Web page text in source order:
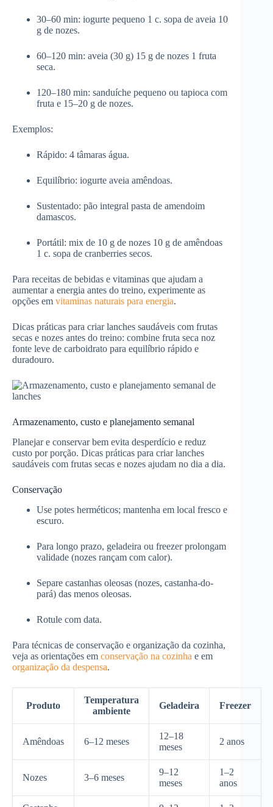
30–60 min: iogurte pequeno 1 c. sopa de aveia 10
g de nozes.
60–120 min: aveia (30 g) 15 g de nozes 1 fruta
seca.
120–180 min: sanduíche pequeno ou tapioca com
fruta e 15–20 g de nozes.
Exemplos:
Rápido: 4 tâmaras água.
Equilíbrio: iogurte aveia amêndoas.
Sustentado: pão integral pasta de amendoim
damascos.
Portátil: mix de 10 g de nozes 10 g de amêndoas
1 c. sopa de cranberries secos.
Para receitas de bebidas e vitaminas que ajudam a
aumentar a energia antes do treino, experimente as
opções em vitaminas naturais para energia.
Dicas práticas para criar lanches saudáveis com frutas
secas e nozes antes do treino: combine fruta seca noz
fonte leve de carboidrato para equilíbrio rápido e
duradouro.
Armazenamento, custo e planejamento semanal
Planejar e conservar bem evita desperdício e reduz
custo por porção. Dicas práticas para criar lanches
saudáveis com frutas secas e nozes ajudam no dia a dia.
Conservação
Use potes herméticos; mantenha em local fresco e
escuro.
Para longo prazo, geladeira ou freezer prolongam
validade (nozes rançam com calor).
Separe castanhas oleosas (nozes, castanha-do-
pará) das menos oleosas.
Rotule com data.
Para técnicas de conservação e organização da cozinha,
veja as orientações em conservação na cozinha e em
organização da despensa.
Produto
Temperatura
ambiente
Geladeira Freezer
Amêndoas 6–12 meses
12–18
meses
2 anos
Nozes 3–6 meses
9–12
meses
1–2
anos